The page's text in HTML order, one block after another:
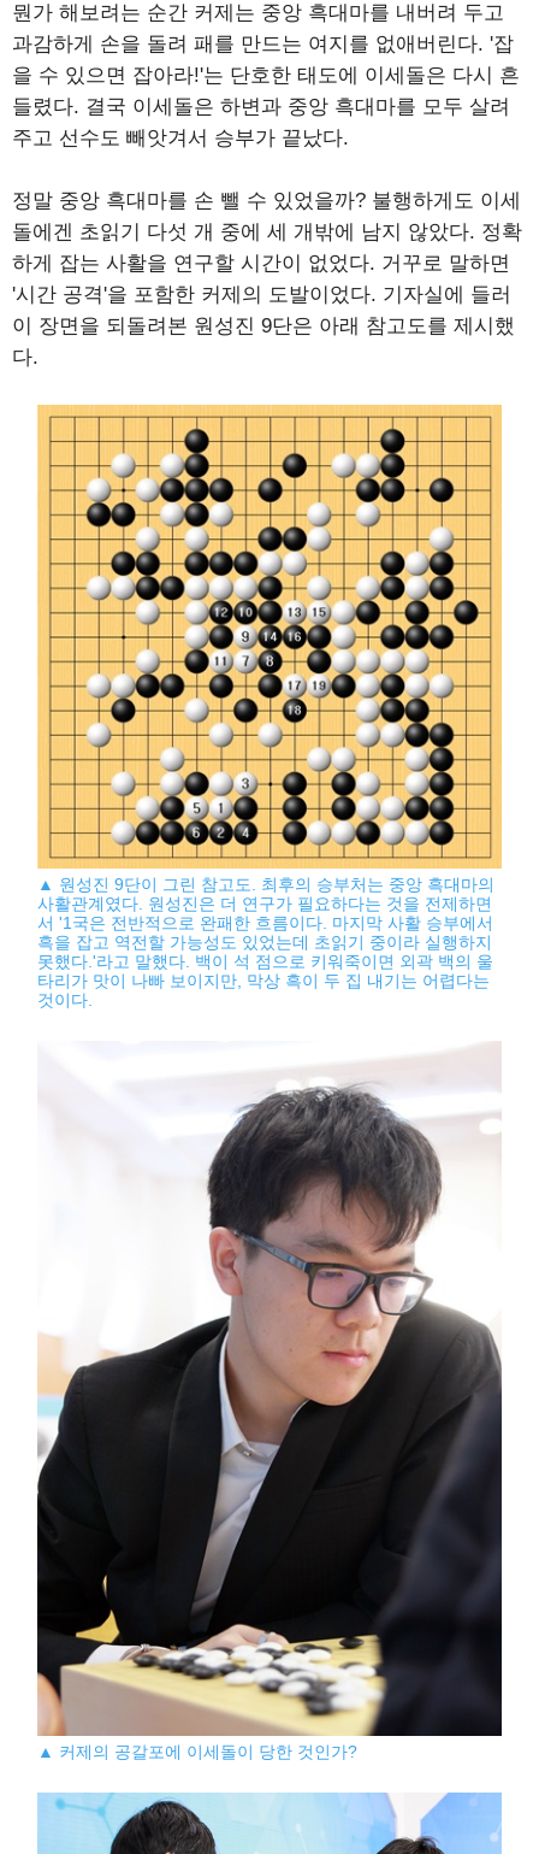
뭔가 해보려는 순간 커제는 중앙 흑대마를 내버려 두고
과감하게 손을 돌려 패를 만드는 여지를 없애버린다. '잡
을 수 있으면 잡아라!'는 단호한 태도에 이세돌은 다시 흔
들렸다. 결국 이세돌은 하변과 중앙 흑대마를 모두 살려
주고 선수도 빼앗겨서 승부가 끝났다.
정말 중앙 흑대마를 손 뺄 수 있었을까? 불행하게도 이세
돌에겐 초읽기 다섯 개 중에 세 개밖에 남지 않았다. 정확
하게 잡는 사활을 연구할 시간이 없었다. 거꾸로 말하면
'시간 공격'을 포함한 커제의 도발이었다. 기자실에 들러
이 장면을 되돌려본 원성진 9단은 아래 참고도를 제시했
다.
▲ 원성진 9단이 그린 참고도. 최후의 승부처는 중앙 흑대마의
사활관계였다. 원성진은 더 연구가 필요하다는 것을 전제하면
서 '1국은 전반적으로 완패한 흐름이다. 마지막 사활 승부에서
흑을 잡고 역전할 가능성도 있었는데 초읽기 중이라 실행하지
못했다.'라고 말했다. 백이 석 점으로 키워죽이면 외곽 백의 울
타리가 맛이 나빠 보이지만, 막상 흑이 두 집 내기는 어렵다는
것이다.
▲ 커제의 공갈포에 이세돌이 당한 것인가?